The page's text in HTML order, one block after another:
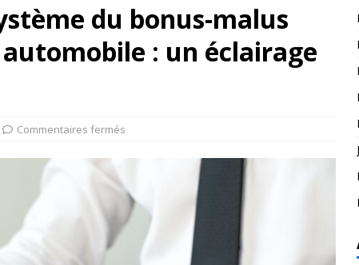
du bonus-malus
automobile : un éclairage
Commentaires fermés